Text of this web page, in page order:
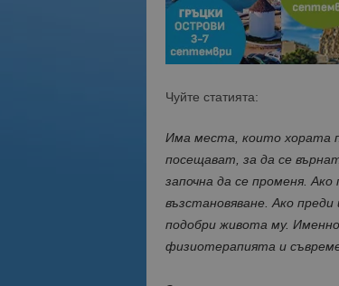
Чуйте статията:
Има места, които хората
посещават, за да се
започна да се променя.
възстановяване. Ако
подобри живота му.
физиотерапията и